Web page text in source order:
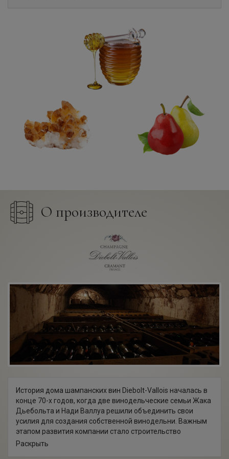
О производителе
История дома шампанских вин Diebolt-Vallois началась в
конце 70-х годов, когда две винодельческие семьи Жака
Дьебольта и Нади Валлуа решили объединить свои
усилия для создания собственной винодельни. Важным
этапом развития компании стало строительство
погребов и расширение земель в одной из
Раскрыть